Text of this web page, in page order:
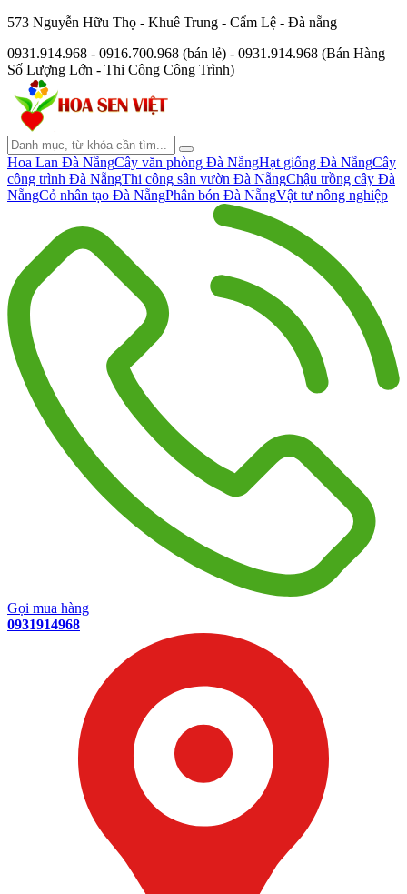
573 Nguyễn Hữu Thọ - Khuê Trung - Cẩm Lệ - Đà nẵng
0931.914.968 - 0916.700.968 (bán lẻ) - 0931.914.968 (Bán Hàng
Số Lượng Lớn - Thi Công Công Trình)
Hoa Lan Đà NẵngCây văn phòng Đà NẵngHạt giống Đà NẵngCây
công trình Đà NẵngThi công sân vườn Đà NẵngChậu trồng cây Đà
NẵngCỏ nhân tạo Đà NẵngPhân bón Đà NẵngVật tư nông nghiệp
Gọi mua hàng
0931914968